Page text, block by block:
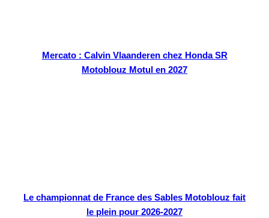
Mercato : Calvin Vlaanderen chez Honda SR
Motoblouz Motul en 2027
Le championnat de France des Sables Motoblouz fait
le plein pour 2026-2027